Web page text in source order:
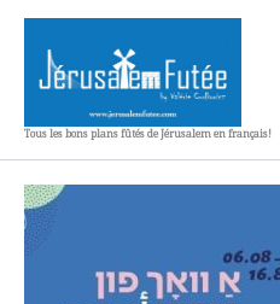
Aller
contenu
Tous les bons plans fûtés de Jérusalem en français!